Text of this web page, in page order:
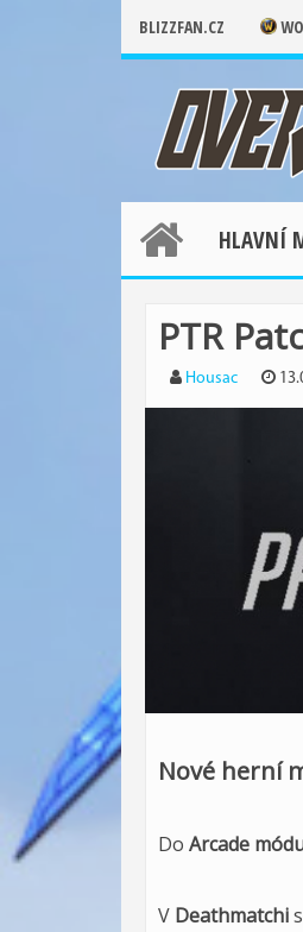
BLIZZFAN.CZ
HLAVNÍ
PTR
Housac
Nové herní
Do Arcade
V Deathmatchi